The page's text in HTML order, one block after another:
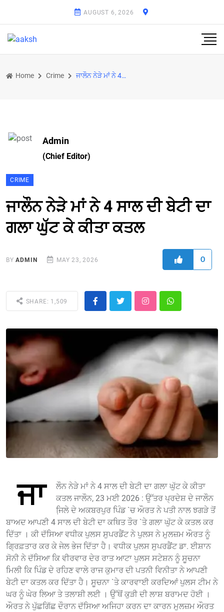
AUGUST 6, 2026
Home Crime ਜਾਲੌਨ ਨੇੜੇ ਮਾਂ ਨੇ 4 ਸਾਲ ਦੀ ਬੇਟੀ ਦਾ ਗਲਾ ਘੁੱਟ ਕੇ ਕੀਤਾ ਕਤਲ
Admin
(Chief Editor)
CRIME
ਜਾਲੌਨ ਨੇੜੇ ਮਾਂ ਨੇ 4 ਸਾਲ ਦੀ ਬੇਟੀ ਦਾ
ਗਲਾ ਘੁੱਟ ਕੇ ਕੀਤਾ ਕਤਲ
BYADMIN MAY 23, 2026 0
SHARE: 1,509
ਜਾ
ਲੌਨ ਨੇੜੇ ਮਾਂ ਨੇ 4 ਸਾਲ ਦੀ ਬੇਟੀ ਦਾ ਗਲਾ ਘੁੱਟ ਕੇ ਕੀਤਾ
ਕਤਲ ਜਾਲੌਨ, 23 ਮਈ 2026 : ਉੱਤਰ ਪ੍ਰਦੇਸ਼ ਦੇ ਜਾਲੌਨ
ਜਿ਼ਲੇ ਦੇ ਅਕਬਰਪੁਰ ਪਿੰਡ `ਚ ਔਰਤ ਨੇ ਪਤੀ ਨਾਲ ਝਗੜੇ ਤੋਂ
ਬਾਅਦ ਆਪਣੀ 4 ਸਾਲ ਦੀ ਬੇਟੀ ਦਾ ਕਥਿਤ ਤੌਰ `ਤੇ ਗਲਾ ਘੁੱਟ ਕੇ ਕਤਲ ਕਰ
ਦਿੱਤਾ । ਕੀ ਦੱਸਿਆ ਵਧੀਕ ਪੁਲਸ ਸੁਪਰਡੈਂਟ ਨੇ ਪੁਲਸ ਨੇ ਮੁਲਜ਼ਮ ਔਰਤ ਨੂੰ
ਗ੍ਰਿਫ਼ਤਾਰ ਕਰ ਕੇ ਜੇਲ ਭੇਜ ਦਿੱਤਾ ਹੈ। ਵਧੀਕ ਪੁਲਸ ਸੁਪਰਡੈਂਟ ਡਾ. ਈਸ਼ਾਨ
ਸੋਨੀ ਨੇ ਦੱਸਿਆ ਕਿ ਵੀਰਵਾਰ ਦੇਰ ਰਾਤ ਆਟਾ ਪੁਲਸ ਸਟੇਸ਼ਨ ਨੂੰ ਸੂਚਨਾ
ਮਿਲੀ ਕਿ ਪਿੰਡ ਦੇ ਰਹਿਣ ਵਾਲੇ ਰਾਜ ਕੁਮਾਰ ਦੀ ਪਤਨੀ ਵਿਨੀਤਾ ਨੇ ਆਪਣੀ
ਬੇਟੀ ਦਾ ਕਤਲ ਕਰ ਦਿੱਤਾ ਹੈ। ਸੂਚਨਾ `ਤੇ ਕਾਰਵਾਈ ਕਰਦਿਆਂ ਪੁਲਸ ਟੀਮ ਨੇ
ਘਰ ਨੂੰ ਘੇਰ ਲਿਆ ਤੇ ਤਲਾਸ਼ੀ ਲਈ । ਉੱਥੋਂ ਕੁੜੀ ਦੀ ਲਾਸ਼ ਬਰਾਮਦ ਹੋਈ ।
ਔਰਤ ਨੇ ਪੁੱਛਗਿੱਛ ਦੌਰਾਨ ਦੱਸਿਆ ਅਜਿਹਾ ਕਰਨ ਦਾ ਕਾਰਨ ਮੁਲਜ਼ਮ ਔਰਤ